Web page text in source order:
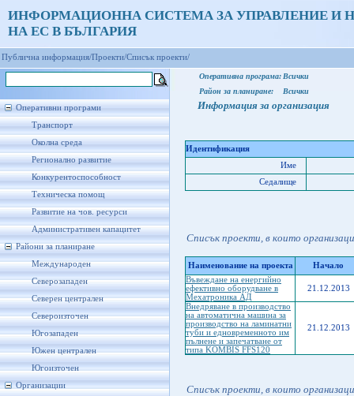
ИНФОРМАЦИОННА СИСТЕМА ЗА УПРАВЛЕНИЕ И
НА ЕС В БЪЛГАРИЯ
Публична информация/Проекти/Списък проекти/
Оперативни програми
Транспорт
Околна среда
Регионално развитие
Конкурентоспособност
Техническа помощ
Развитие на чов. ресурси
Административен капацитет
Райони за планиране
Международен
Северозападен
Северен централен
Североизточен
Югозападен
Южен централен
Югоизточен
Организации
Оперативна програма: Всички
Район за планиране:
Всички
Информация за организация
Идентификация
Име
Седалище
Списък проекти, в които
Наименование на проекта
Начало
Въвеждане на енергийно
ефективно оборудване в
Мехатроника АД
21.12.2013
Внедряване в производство
на автоматична машина за
производство на ламинатни
туби и едновременното им
пълнене и запечатване от
типа KOMBIS FFS120
21.12.2013
Списък проекти, в които